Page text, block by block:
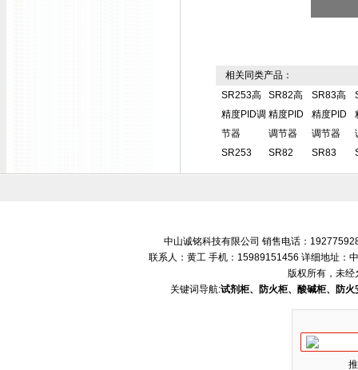
相关同类产品：
SR253高
精度PID调
节器
SR253
SR82高
精度PID
调节器
SR82
SR83高
精度PID
调节器
SR83
中山诚铭科技有限公司 销售电话：
联系人：黄工 手机：15989151456 详细地址：
版权所有，未经
关键词导航:试剂柜、防火柜、酸碱柜、防